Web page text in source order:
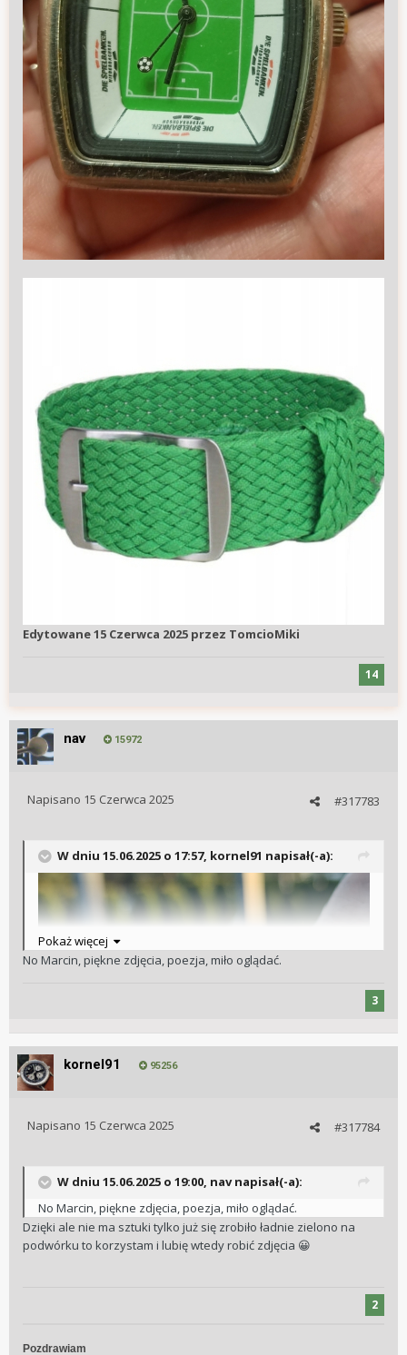
Edytowane15 Czerwca 2025 przez TomcioMiki
14
nav 15972
#317783
Napisano 15 Czerwca 2025
W dniu 15.06.2025 o 17:57, kornel91 napisał(-a):
Pokaż więcej
No Marcin, piękne zdjęcia, poezja, miło oglądać.
3
kornel91 95256
#317784
Napisano 15 Czerwca 2025
W dniu 15.06.2025 o 19:00, navnapisał(-a):
No Marcin, piękne zdjęcia, poezja, miło oglądać.
Dzięki ale nie ma sztuki tylko już się zrobiło ładnie zielono na
podwórku to korzystam i lubię wtedy robić zdjęcia 😀
2
Pozdrawiam